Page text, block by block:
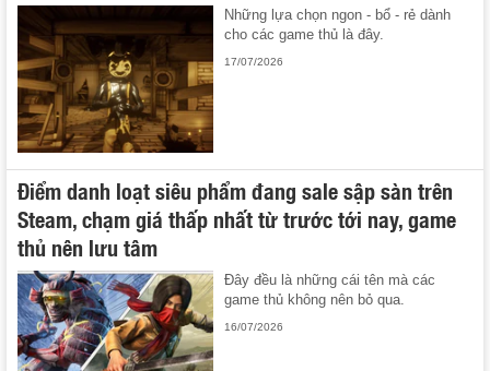
Những lựa chọn ngon - bổ - rẻ dành
cho các game thủ là đây.
17/07/2026
Điểm danh loạt siêu phẩm đang sale sập sàn trên
Steam, chạm giá thấp nhất từ trước tới nay, game
thủ nên lưu tâm
Đây đều là những cái tên mà các
game thủ không nên bỏ qua.
16/07/2026